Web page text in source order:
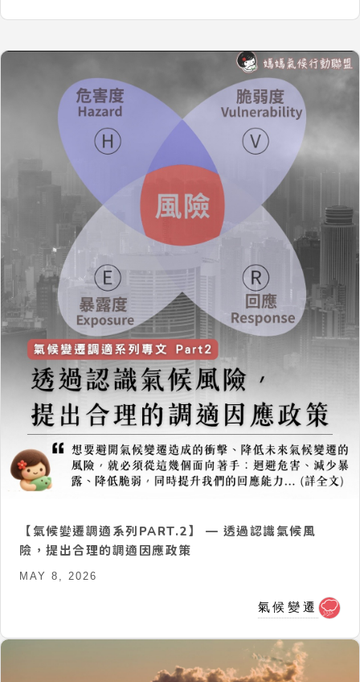
【氣候變遷調適系列PART.2】 — 透過認識氣候風
險，提出合理的調適因應政策
MAY 8, 2026
氣候變遷